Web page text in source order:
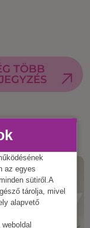
TÖBB
az egyes
sütiről.A
tárolja, mivel
alapvető